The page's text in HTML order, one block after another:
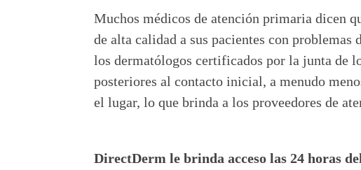
Muchos médicos de atención primaria dicen
de alta calidad a sus pacientes con problemas
los dermatólogos certificados por la junta de
posteriores al contacto inicial, a menudo
el lugar, lo que brinda a los proveedores de
DirectDerm le brinda acceso las 24 horas